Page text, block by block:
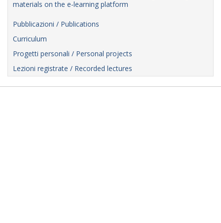
materials on the e-learning platform
Pubblicazioni / Publications
Curriculum
Progetti personali / Personal projects
Lezioni registrate / Recorded lectures